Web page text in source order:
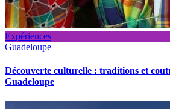
Expériences
Guadeloupe
Découverte culturelle : traditions et
Guadeloupe